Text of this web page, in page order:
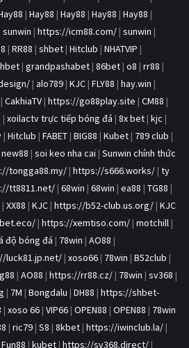
| Hay88 | Hay88 | Hay88 | Hay88 |
sunwin | https://icm88.com/ | sunwin |
| RR88 | shbet | Hitclub | NHATVIP |
| grandpashabet | 86bet | o8 | rr88 |
| alo789 | KJC | FLY88 | hay.win |
| CakhiaTV | https://go88play.site | CM88 |
| xoilactv trực tiếp bóng đá | 8x bet | kjc |
| Hitclub | FABET | BIG88 | Kubet | 789 club |
new88 | soi keo nha cai | Sunwin chính thức
tongga88.my/ | https://s666.works/ | ty
tt8811.net/ | 68win | 68win | ea88 | TG88 |
| XX88 | KJC | https://b52-club.us.org/ | KJC
| https://xemtiso.com/ | motchill |
độ bóng đá | 78win | AO88 |
luck81.jp.net/ | xoso66 | 78win | B52club |
| AO88 | https://rr88.cz/ | 78win | sv368 |
| 7M | Bongdalu | DH88 | https://shbet-
| xoso 66 | VIP66 | OPEN88 | OPEN88 | 78win
| ric79 | S8 | 8kbet | https://iwinclub.la/ |
Fun88 | kubet | https://sv368.direct/ |